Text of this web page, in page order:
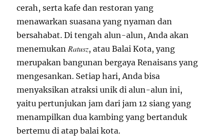
cerah, serta kafe dan restoran yang
menawarkan suasana yang nyaman dan
bersahabat. Di tengah alun-alun, Anda akan
menemukanRatusz, atau Balai Kota, yang
merupakan bangunan bergaya Renaisans yang
mengesankan. Setiap hari, Anda bisa
menyaksikan atraksi unik di alun-alun ini,
yaitu pertunjukan jam dari jam 12 siang yang
menampilkan dua kambing yang bertanduk
bertemu di atap balai kota.